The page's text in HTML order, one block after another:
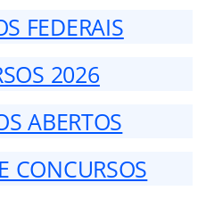
FEDERAIS
2026
ABERTOS
CONCURSOS